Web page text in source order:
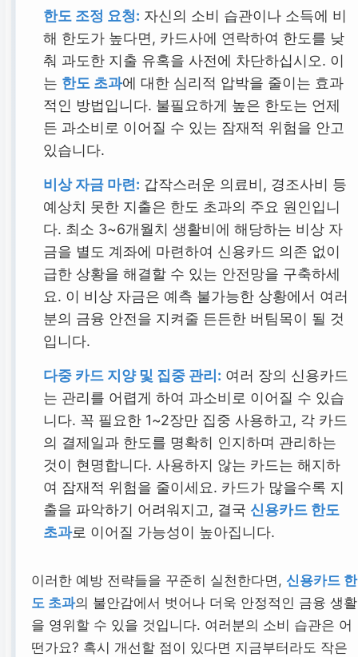
한도 조정 요청: 자신의 소비 습관이나 소득에 비
해 한도가 높다면, 카드사에 연락하여 한도를 낮
춰 과도한 지출 유혹을 사전에 차단하십시오. 이
는 한도 초과에 대한 심리적 압박을 줄이는 효과
적인 방법입니다. 불필요하게 높은 한도는 언제
든 과소비로 이어질 수 있는 잠재적 위험을 안고
있습니다.
비상 자금 마련: 갑작스러운 의료비, 경조사비 등
예상치 못한 지출은 한도 초과의 주요 원인입니
다. 최소 3~6개월치 생활비에 해당하는 비상 자
금을 별도 계좌에 마련하여 신용카드 의존 없이
급한 상황을 해결할 수 있는 안전망을 구축하세
요. 이 비상 자금은 예측 불가능한 상황에서 여러
분의 금융 안전을 지켜줄 든든한 버팀목이 될 것
입니다.
다중 카드 지양 및 집중 관리: 여러 장의 신용카드
는 관리를 어렵게 하여 과소비로 이어질 수 있습
니다. 꼭 필요한 1~2장만 집중 사용하고, 각 카드
의 결제일과 한도를 명확히 인지하며 관리하는
것이 현명합니다. 사용하지 않는 카드는 해지하
여 잠재적 위험을 줄이세요. 카드가 많을수록 지
출을 파악하기 어려워지고, 결국 신용카드 한도
초과로 이어질 가능성이 높아집니다.
이러한 예방 전략들을 꾸준히 실천한다면,신용카드 한
도 초과의 불안감에서 벗어나 더욱 안정적인 금융 생활
을 영위할 수 있을 것입니다. 여러분의 소비 습관은 어
떤가요? 혹시 개선할 점이 있다면 지금부터라도 작은